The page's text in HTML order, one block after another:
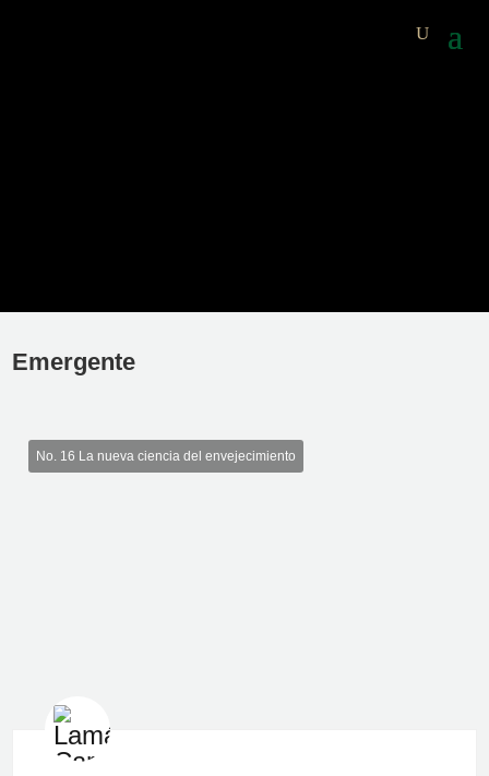
Emergente
No. 16 La nueva ciencia del envejecimiento